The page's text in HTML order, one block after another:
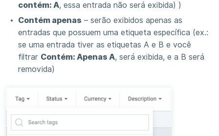
contém: A, essa entrada não será exibida) )
Contém apenas – serão exibidos apenas as
entradas que possuem uma etiqueta específica (ex.:
se uma entrada tiver as etiquetas A e B e você
filtrar Contém: Apenas A, será exibida, e a B será
removida)